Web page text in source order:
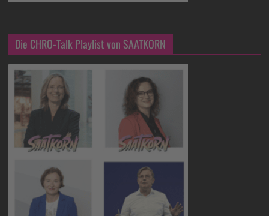
Die CHRO-Talk Playlist von SAATKORN